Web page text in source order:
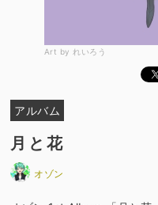
Art by れいろう
アルバム
月と花
オゾン